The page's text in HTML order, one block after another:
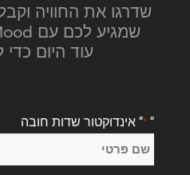
שדרגו את החוויה
עוד היום כדי
"
*" אינדוקטור שדות חובה
שֵׁם
*